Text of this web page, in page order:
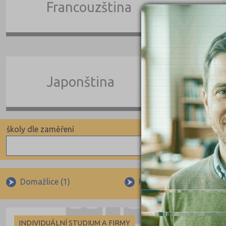
Francouzština
Japonština
školy
školy dle zaměření
Němčina
Ruština
Francouzština
Domažlice (1) Horšovský Týn-Malé
INDIVIDUÁLNÍ STUDIUM A FIRMY